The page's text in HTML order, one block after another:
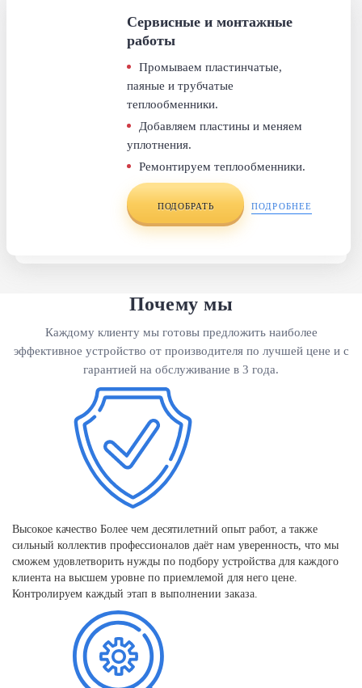
Сервисные и монтажные
работы
Промываем пластинчатые,
паяные и трубчатые
теплообменники.
Добавляем пластины и меняем
уплотнения.
Ремонтируем теплообменники.
ПОДОБРАТЬ ПОДРОБНЕЕ
Почему мы
Каждому клиенту мы готовы предложить наиболее
эффективное устройство от производителя по лучшей цене и с
гарантией на обслуживание в 3 года.
Высокое качество Более чем десятилетний опыт работ, а также
сильный коллектив профессионалов даёт нам уверенность, что мы
сможем удовлетворить нужды по подбору устройства для каждого
клиента на высшем уровне по приемлемой для него цене.
Контролируем каждый этап в выполнении заказа.